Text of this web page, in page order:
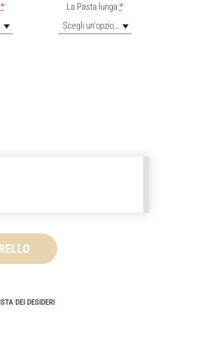
*
La Pasta lunga *
Scegli un'opzione
DEI DESIDERI